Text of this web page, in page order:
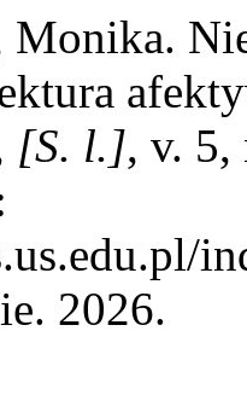
[S. l.], v. 5,
2026.